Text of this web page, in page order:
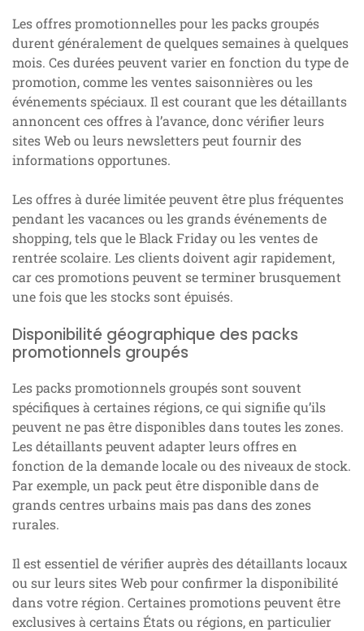
Les offres promotionnelles pour les packs groupés
durent généralement de quelques semaines à quelques
mois. Ces durées peuvent varier en fonction du type de
promotion, comme les ventes saisonnières ou les
événements spéciaux. Il est courant que les détaillants
annoncent ces offres à l’avance, donc vérifier leurs
sites Web ou leurs newsletters peut fournir des
informations opportunes.
Les offres à durée limitée peuvent être plus fréquentes
pendant les vacances ou les grands événements de
shopping, tels que le Black Friday ou les ventes de
rentrée scolaire. Les clients doivent agir rapidement,
car ces promotions peuvent se terminer brusquement
une fois que les stocks sont épuisés.
Disponibilité géographique des packs
promotionnels groupés
Les packs promotionnels groupés sont souvent
spécifiques à certaines régions, ce qui signifie qu’ils
peuvent ne pas être disponibles dans toutes les zones.
Les détaillants peuvent adapter leurs offres en
fonction de la demande locale ou des niveaux de stock.
Par exemple, un pack peut être disponible dans de
grands centres urbains mais pas dans des zones
rurales.
Il est essentiel de vérifier auprès des détaillants locaux
ou sur leurs sites Web pour confirmer la disponibilité
dans votre région. Certaines promotions peuvent être
exclusives à certains États ou régions, en particulier